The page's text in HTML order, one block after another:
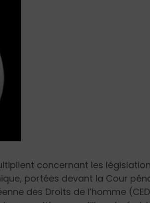
concernant les
portées devant la Cour
des Droits de l’homme